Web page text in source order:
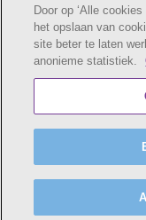
© AZ Voorkempen
Cookie verklaring
AZ Voorkempen
BE 0411 515
Door op ‘Alle
het opslaan van
site beter te laten
anonieme statistiek.